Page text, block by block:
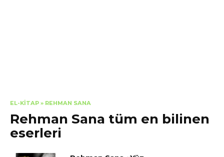
EL-KITAP » REHMAN SANA
Rehman Sana tüm en bilinen
eserleri